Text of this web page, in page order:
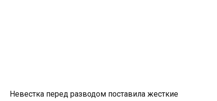
Невестка перед разводом поставила жесткие